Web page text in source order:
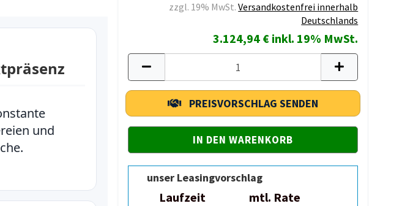
zzgl. 19% MwSt.Versandkostenfrei innerhalb
Deutschlands
3.124,94 € inkl. 19% MwSt.
PREISVORSCHLAG SENDEN
unser Leasingvorschlag
Laufzeit
mtl. Rate
und